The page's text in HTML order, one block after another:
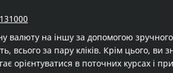
валюту на іншу за допомогою
всього за пару кліків. Крім цього,
орієнтуватися в поточних курсах і